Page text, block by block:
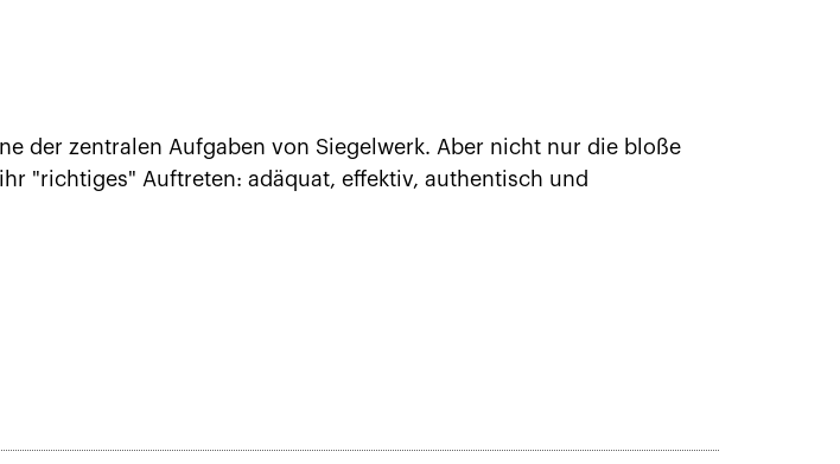
der zentralen Aufgaben von Siegelwerk. Aber nicht nur die bloße
"richtiges" Auftreten: adäquat, effektiv, authentisch und